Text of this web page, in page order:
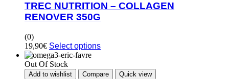
TREC NUTRITION – COLLAGEN
RENOVER 350G
(0)
19,90€ Select options
Out Of Stock
Add to wishlist Compare Quick view